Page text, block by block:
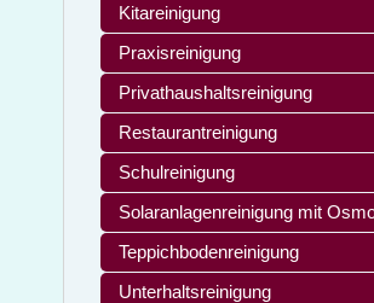
Kitareinigung
Praxisreinigung
Privathaushaltsreinigung
Restaurantreinigung
Schulreinigung
Solaranlagenreinigung mit
Teppichbodenreinigung
Unterhaltsreinigung